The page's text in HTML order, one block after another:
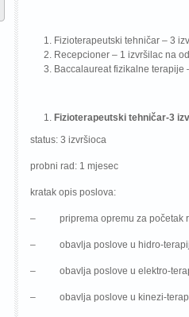
Fizioterapeutski tehničar – 3
Recepcioner – 1 izvršilac na
Baccalaureat fizikalne
Fizioterapeutski tehničar-3
status: 3 izvršioca
probni rad: 1 mjesec
kratak opis poslova:
– priprema opremu za početak
– obavlja poslove u hidro-terapiji
– obavlja poslove u elektro-
– obavlja poslove u kinezi-